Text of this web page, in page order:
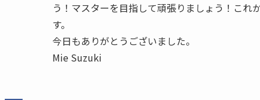
う！マスターを目指して頑張りましょう！これ
す。
今日もありがとうございました。
Mie Suzuki